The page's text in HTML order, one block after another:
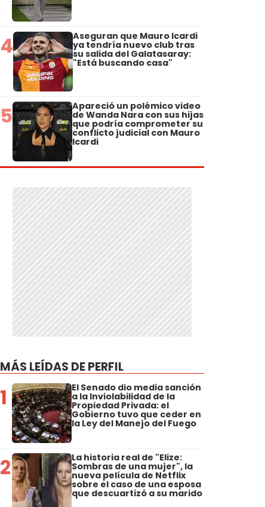
4 Aseguran que Mauro Icardi
ya tendría nuevo club tras
su salida del Galatasaray:
"Está buscando casa"
5 Apareció un polémico video
de Wanda Nara con sus hijas
que podría comprometer su
conflicto judicial con Mauro
Icardi
MÁS LEÍDAS DE PERFIL
1 El Senado dio media sanción
a la Inviolabilidad de la
Propiedad Privada: el
Gobierno tuvo que ceder en
la Ley del Manejo del Fuego
2 La historia real de "Elize:
Sombras de una mujer", la
nueva película de Netflix
sobre el caso de una esposa
que descuartizó a su marido